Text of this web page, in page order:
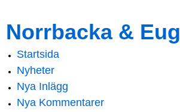
main
content
navigation
Norrbacka &
Main menu
Startsida
Nyheter
Nya Inlägg
Nya Kommentarer